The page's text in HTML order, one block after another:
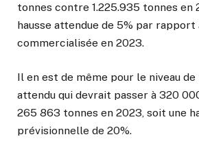
tonnes contre 1.225.935 tonnes en
hausse attendue de 5% par
commercialisée en 2023.
Il en est de même pour le niveau
attendu qui devrait passer à 320
265 863 tonnes en 2023, soit une
prévisionnelle de 20%.